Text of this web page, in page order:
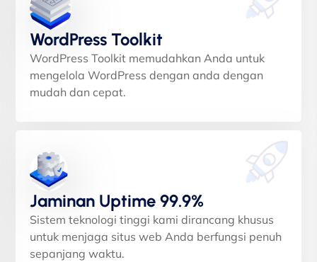
WordPress Toolkit
WordPress Toolkit memudahkan Anda untuk
mengelola WordPress dengan anda dengan
mudah dan cepat.
Jaminan Uptime 99.9%
Sistem teknologi tinggi kami dirancang khusus
untuk menjaga situs web Anda berfungsi penuh
sepanjang waktu.